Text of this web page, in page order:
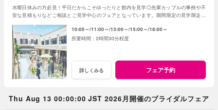
水曜日休みの方必見！平日だからこそゆったりと館内を見学◎先輩カップルの事例や不
安な見積もりなどご相談とご見学中心のフェアとなっています。期間限定の見学限定特
10:00～ 11:00～ 13:00～ 15:00～ 18:00～
2時間30分程度
詳しくみる フェア予約
Thu Aug 13 00:00:00 JST 2026月開催のブライダルフェア